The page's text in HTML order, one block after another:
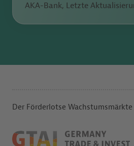
AKA-Bank, Letzte
Der Förderlotse